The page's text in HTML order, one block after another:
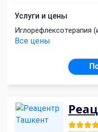
Услуги и цены
Иглорефлексотерапия
Все цены